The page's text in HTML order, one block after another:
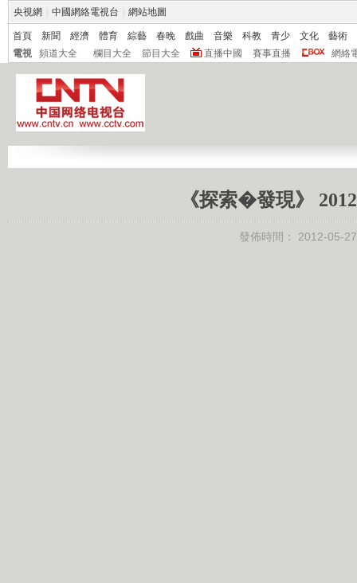
央視網 中國網絡電視台 網站地圖
首頁 新聞 經濟 體育 綜藝 春晚 戲曲 音樂 科教 青少 文化
藝術
電視
頻道大全 欄目大全 節目大全 直播中國 賽事直播 網絡
《探索�發現》
發佈時間： 2012-05-